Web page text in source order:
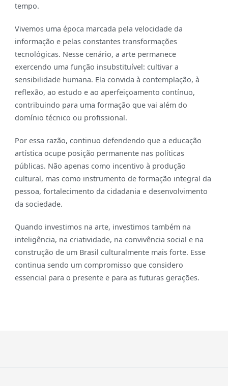
tempo.
Vivemos uma época marcada pela velocidade da
informação e pelas constantes transformações
tecnológicas. Nesse cenário, a arte permanece
exercendo uma função insubstituível: cultivar a
sensibilidade humana. Ela convida à contemplação, à
reflexão, ao estudo e ao aperfeiçoamento contínuo,
contribuindo para uma formação que vai além do
domínio técnico ou profissional.
Por essa razão, continuo defendendo que a educação
artística ocupe posição permanente nas políticas
públicas. Não apenas como incentivo à produção
cultural, mas como instrumento de formação integral da
pessoa, fortalecimento da cidadania e desenvolvimento
da sociedade.
Quando investimos na arte, investimos também na
inteligência, na criatividade, na convivência social e na
construção de um Brasil culturalmente mais forte. Esse
continua sendo um compromisso que considero
essencial para o presente e para as futuras gerações.